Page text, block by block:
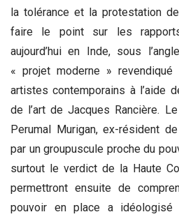
la tolérance et la protestation
faire le point sur les
aujourd’hui en Inde, sous
« projet moderne »
artistes contemporains à l’aide
de l’art de Jacques Rancière.
Perumal Murigan, ex-résident
par un groupuscule proche du
surtout le verdict de la Haute
permettront ensuite de
pouvoir en place a